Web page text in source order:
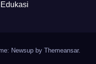
Newsup by Themeansar.